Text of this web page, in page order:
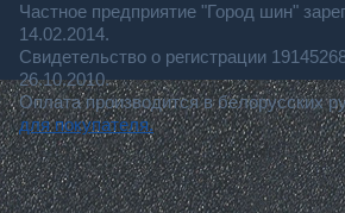
Частное предприятие "Город шин"
14.02.2014.
Свидетельство о регистрации
26.10.2010.
Оплата производится в белорусских
для покупателя.